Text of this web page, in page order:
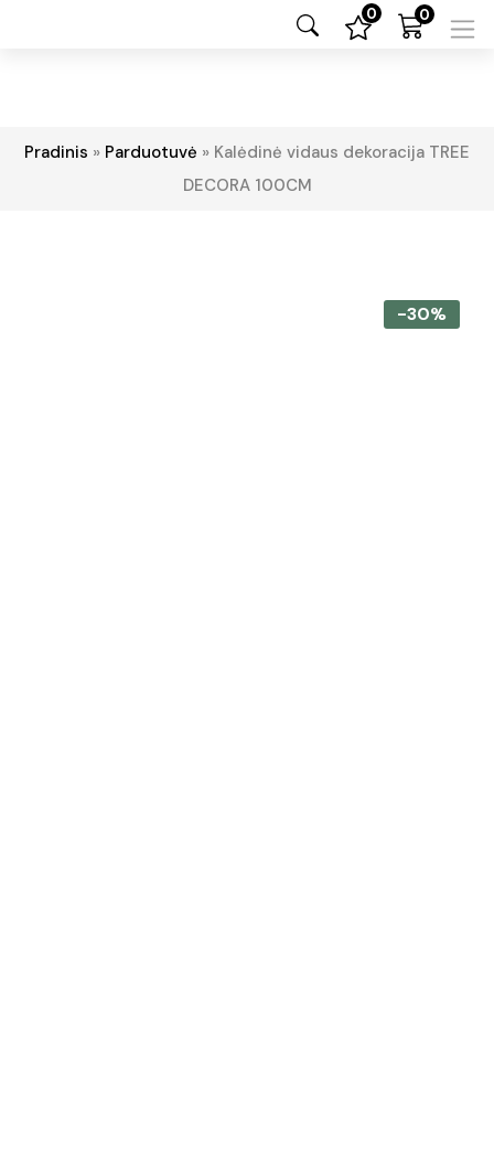
0 0
Pradinis » Parduotuvė » Kalėdinė vidaus dekoracija TREE
DECORA 100CM
-30%